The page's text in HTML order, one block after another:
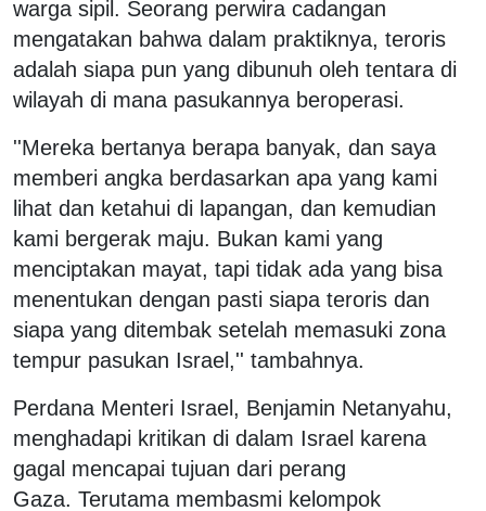
warga sipil. Seorang perwira cadangan
mengatakan bahwa dalam praktiknya, teroris
adalah siapa pun yang dibunuh oleh tentara di
wilayah di mana pasukannya beroperasi.
''Mereka bertanya berapa banyak, dan saya
memberi angka berdasarkan apa yang kami
lihat dan ketahui di lapangan, dan kemudian
kami bergerak maju. Bukan kami yang
menciptakan mayat, tapi tidak ada yang bisa
menentukan dengan pasti siapa teroris dan
siapa yang ditembak setelah memasuki zona
tempur pasukan Israel,'' tambahnya.
Perdana Menteri Israel, Benjamin Netanyahu,
menghadapi kritikan di dalam Israel karena
gagal mencapai tujuan dari perang
Gaza. Terutama membasmi kelompok